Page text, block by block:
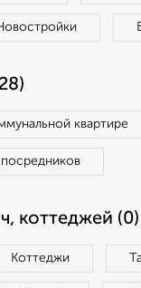
квартире
посредников
коттеджей (0)
Коттеджи